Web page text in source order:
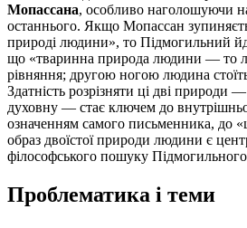
Мопассана, особливо наголошуючи
останнього. Якщо Мопассан
природі людини», то Підмогильний
що «тваринна природа людини — то
рівняння; другою ногою людина
Здатність розрізняти ці дві природи
духовну — стає ключем до
означенням самого письменника, до
образ двоїстої природи людини є
філософського пошуку
Проблематика і теми